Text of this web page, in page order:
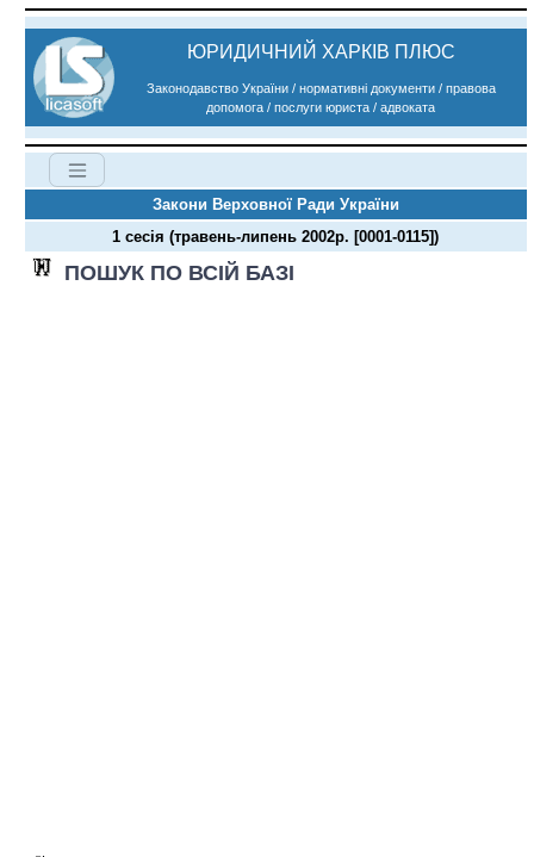
ЮРИДИЧНИЙ ХАРКІВ ПЛЮС
Законодавство України / нормативні документи / правова
допомога / послуги юриста / адвоката
Закони Верховної Ради України
1 сесія (травень-липень 2002р. [0001-0115])
ПОШУК ПО ВСІЙ БАЗІ